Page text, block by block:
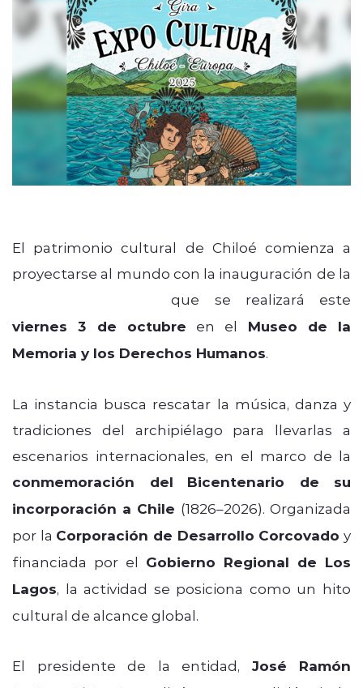
El patrimonio cultural de Chiloé comienza a
proyectarse al mundo con la inauguración de la
que se realizará este
viernes 3 de octubre en el Museo de la
Memoria y los Derechos Humanos.
La instancia busca rescatar la música, danza y
tradiciones del archipiélago para llevarlas a
escenarios internacionales, en el marco de la
conmemoración del
Bicentenario de su
incorporación a Chile (1826–2026). Organizada
por la Corporación de Desarrollo Corcovado y
financiada por el Gobierno Regional de Los
Lagos, la actividad se posiciona como un hito
cultural de alcance global.
El presidente de la entidad, José Ramón